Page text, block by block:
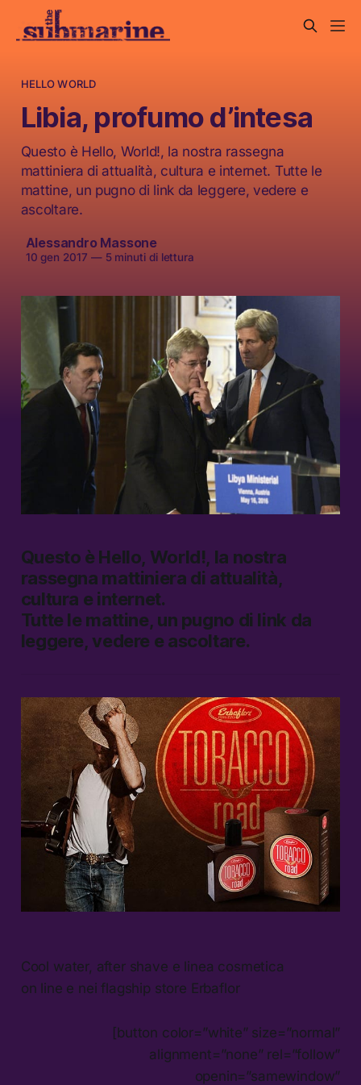
HELLO WORLD
Libia, profumo d’intesa
Questo è Hello, World!, la nostra rassegna
mattiniera di attualità, cultura e internet. Tutte le
mattine, un pugno di link da leggere, vedere e
ascoltare.
Alessandro Massone
10 gen 2017 —5 minuti di lettura
Questo è Hello, World!, la nostra
rassegna mattiniera di attualità,
cultura e internet.
Tutte le mattine, un pugno di link da
leggere, vedere e ascoltare.
Cool water, after shave e linea cosmetica
on line e nei flagship store Erbaflor
[button color=”white” size=”normal”
alignment=”none” rel=”follow”
openin=”samewindow”